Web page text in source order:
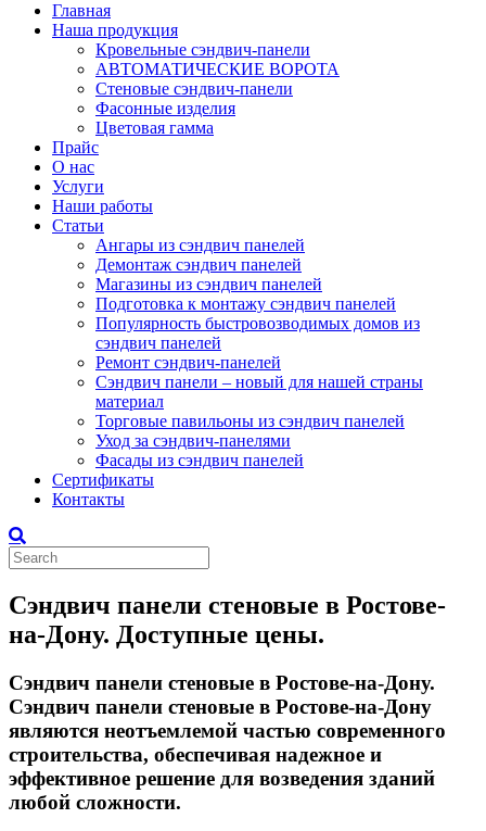
Главная
Наша продукция
Кровельные сэндвич-панели
АВТОМАТИЧЕСКИЕ ВОРОТА
Стеновые сэндвич-панели
Фасонные изделия
Цветовая гамма
Прайс
О нас
Услуги
Наши работы
Статьи
Ангары из сэндвич панелей
Демонтаж сэндвич панелей
Магазины из сэндвич панелей
Подготовка к монтажу сэндвич панелей
Популярность быстровозводимых домов из
сэндвич панелей
Ремонт сэндвич-панелей
Сэндвич панели – новый для нашей страны
материал
Торговые павильоны из сэндвич панелей
Уход за сэндвич-панелями
Фасады из сэндвич панелей
Сертификаты
Контакты
Сэндвич панели стеновые в Ростове-
на-Дону. Доступные цены.
Сэндвич панели стеновые в Ростове-на-Дону.
Сэндвич панели стеновые в Ростове-на-Дону
являются неотъемлемой частью современного
строительства, обеспечивая надежное и
эффективное решение для возведения зданий
любой сложности.